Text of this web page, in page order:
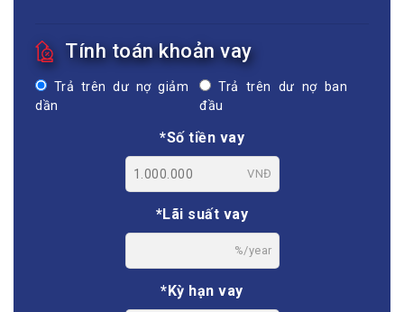
Tính toán khoản vay
Trả trên dư nợ giảm
dần
Trả trên dư nợ ban
đầu
*Số tiền vay
VNĐ
*Lãi suất vay
%/year
*Kỳ hạn vay